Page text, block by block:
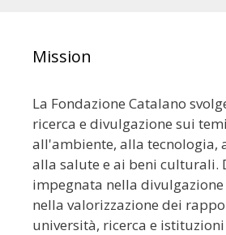
Mission
La Fondazione Catalano
ricerca e divulgazione sui
all'ambiente, alla tecnologia,
alla salute e ai beni culturali.
impegnata nella divulgazione
nella valorizzazione dei
università, ricerca e